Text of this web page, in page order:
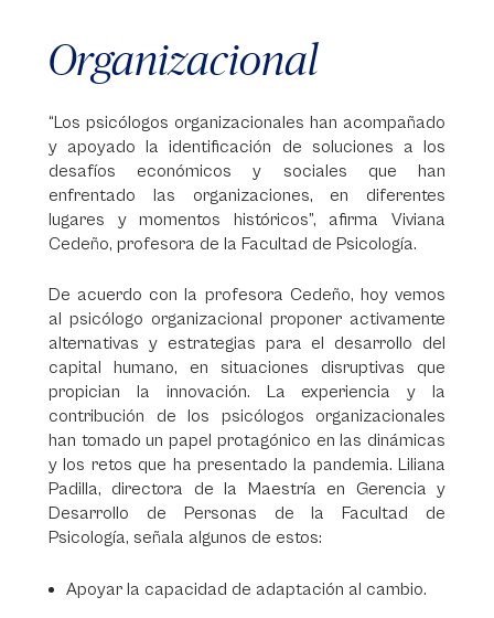
Organizacional
“Los psicólogos organizacionales han acompañado
y apoyado la identificación de soluciones a los
desafíos económicos y sociales que han
enfrentado las organizaciones, en diferentes
lugares y momentos históricos”, afirma Viviana
Cedeño, profesora de la Facultad de Psicología.
De acuerdo con la profesora Cedeño, hoy vemos
al psicólogo organizacional proponer activamente
alternativas y estrategias para el desarrollo del
capital humano, en situaciones disruptivas que
propician la innovación. La experiencia y la
contribución de los psicólogos organizacionales
han tomado un papel protagónico en las dinámicas
y los retos que ha presentado la pandemia. Liliana
Padilla, directora de la Maestría en Gerencia y
Desarrollo de Personas de la Facultad de
Psicología, señala algunos de estos:
Apoyar la capacidad de adaptación al cambio.